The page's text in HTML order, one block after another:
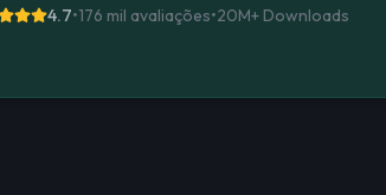
4.7•176 mil avaliações•20M+ Downloads